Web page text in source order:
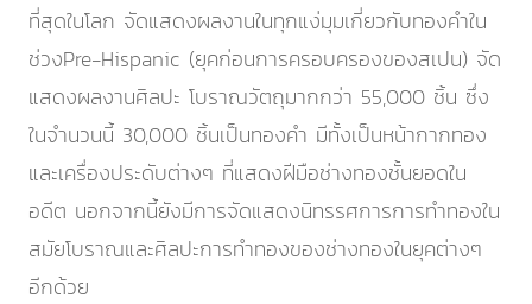
ที่สุดในโลก จัดแสดงผลงานในทุกแง่มุมเกี่ยวกับทองคำใน
ช่วงPre-Hispanic (ยุคก่อนการครอบครองของสเปน) จัด
แสดงผลงานศิลปะ โบราณวัตถุมากกว่า 55,000 ชิ้น ซึ่ง
ในจำนวนนี้ 30,000 ชิ้นเป็นทองคำ มีทั้งเป็นหน้ากากทอง
และเครื่องประดับต่างๆ ที่แสดงฝีมือช่างทองชั้นยอดใน
อดีต นอกจากนี้ยังมีการจัดแสดงนิทรรศการการทำทองใน
สมัยโบราณและศิลปะการทำทองของช่างทองในยุคต่างๆ
อีกด้วย